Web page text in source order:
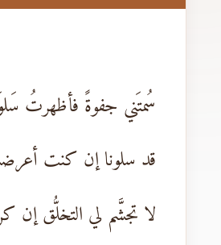
سُمتَني جفوةً فأظهرتُ
قد سلونا إن كنت
لا تجشَّم لي التخلُّق إن